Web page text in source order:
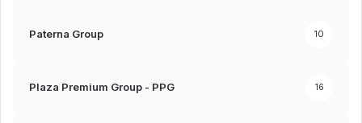
Paterna Group 10
Plaza Premium Group - PPG 16